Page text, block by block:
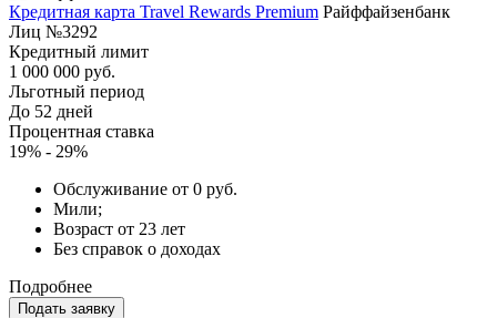
Кредитная карта Travel Rewards Premium Райффайзенбанк
Лиц №3292
Кредитный лимит
1 000 000 руб.
Льготный период
До 52 дней
Процентная ставка
19% - 29%
Обслуживание от 0 руб.
Мили;
Возраст от 23 лет
Без справок о доходах
Подробнее
Подать заявку